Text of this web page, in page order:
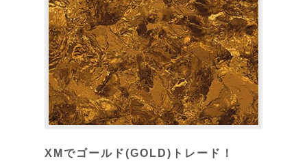
XMでゴールド(GOLD)トレード！